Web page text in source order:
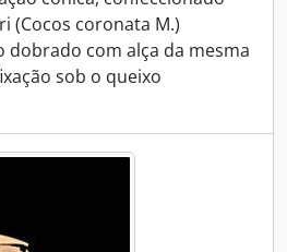
(Cocos coronata M.)
dobrado com alça da mesma
sob o queixo